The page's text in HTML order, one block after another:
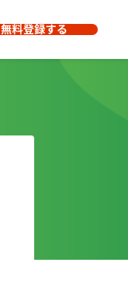
無料登録する